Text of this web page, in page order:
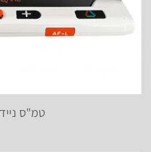
טמ"ס נייד Clover 10